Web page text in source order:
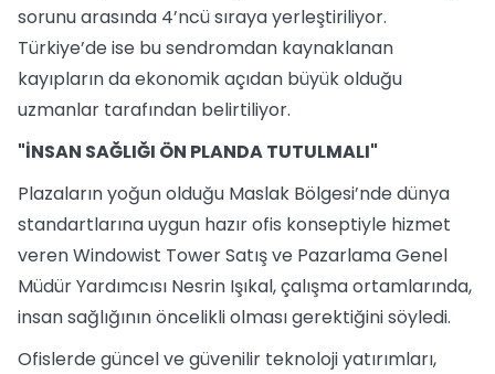
sorunu arasında 4’ncü sıraya yerleştiriliyor.
Türkiye’de ise bu sendromdan kaynaklanan
kayıpların da ekonomik açıdan büyük olduğu
uzmanlar tarafından belirtiliyor.
"İNSAN SAĞLIĞI ÖN PLANDA TUTULMALI"
Plazaların yoğun olduğu Maslak Bölgesi’nde dünya
standartlarına uygun hazır ofis konseptiyle hizmet
veren Windowist Tower Satış ve Pazarlama Genel
Müdür Yardımcısı Nesrin Işıkal, çalışma ortamlarında,
insan sağlığının öncelikli olması gerektiğini söyledi.
Ofislerde güncel ve güvenilir teknoloji yatırımları,